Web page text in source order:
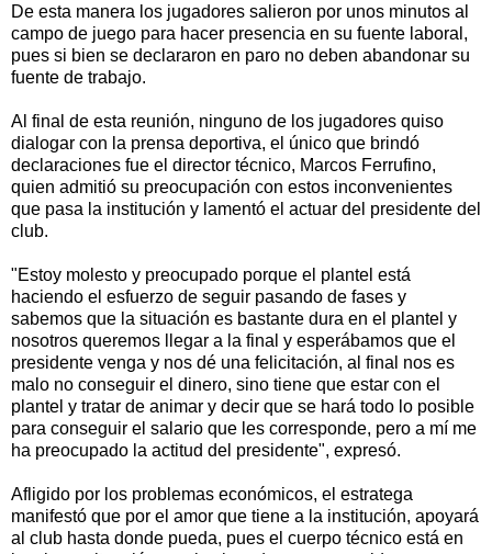
De esta manera los jugadores salieron por unos minutos al
campo de juego para hacer presencia en su fuente laboral,
pues si bien se declararon en paro no deben abandonar su
fuente de trabajo.
Al final de esta reunión, ninguno de los jugadores quiso
dialogar con la prensa deportiva, el único que brindó
declaraciones fue el director técnico, Marcos Ferrufino,
quien admitió su preocupación con estos inconvenientes
que pasa la institución y lamentó el actuar del presidente del
club.
"Estoy molesto y preocupado porque el plantel está
haciendo el esfuerzo de seguir pasando de fases y
sabemos que la situación es bastante dura en el plantel y
nosotros queremos llegar a la final y esperábamos que el
presidente venga y nos dé una felicitación, al final nos es
malo no conseguir el dinero, sino tiene que estar con el
plantel y tratar de animar y decir que se hará todo lo posible
para conseguir el salario que les corresponde, pero a mí me
ha preocupado la actitud del presidente", expresó.
Afligido por los problemas económicos, el estratega
manifestó que por el amor que tiene a la institución, apoyará
al club hasta donde pueda, pues el cuerpo técnico está en